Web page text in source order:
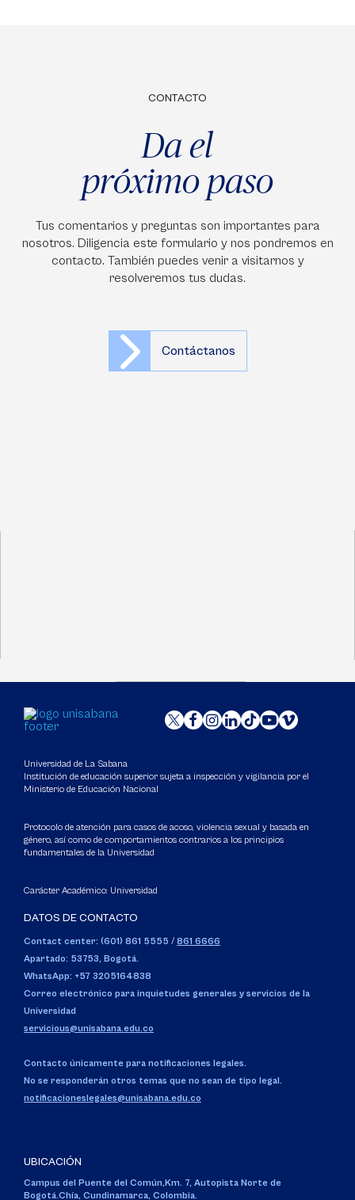
CONTACTO
Da el
próximo paso
Tus comentarios y preguntas son importantes para
nosotros. Diligencia este formulario y nos pondremos en
contacto. También puedes venir a visitarnos y
resolveremos tus dudas.
Contáctanos
Universidad de La Sabana
Institución de educación superior sujeta a inspección y vigilancia por el
Ministerio de Educación Nacional
Protocolo de atención para casos de acoso, violencia sexual y basada en
género, así como de comportamientos contrarios a los principios
fundamentales de la Universidad
Carácter Académico: Universidad
DATOS DE CONTACTO
Contact center: (601) 861 5555 / 861 6666
Apartado: 53753, Bogotá.
WhatsApp: +57 3205164838
Correo electrónico para inquietudes generales y servicios de la
Universidad
servicious@unisabana.edu.co
Contacto únicamente para notificaciones legales.
No se responderán otros temas que no sean de tipo legal.
notificacioneslegales@unisabana.edu.co
UBICACIÓN
Campus del Puente del Común,Km. 7, Autopista Norte de
Bogotá.Chía, Cundinamarca, Colombia.